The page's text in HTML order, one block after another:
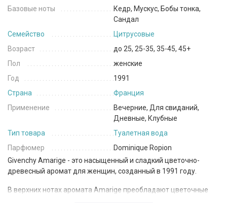
Базовые ноты
Кедр, Мускус, Бобы тонка,
Сандал
Семейство
Цитрусовые
Возраст
до 25, 25-35, 35-45, 45+
Пол
женские
Год
1991
Страна
Франция
Применение
Вечерние, Для свиданий,
Дневные, Клубные
Тип товара
Туалетная вода
Парфюмер
Dominique Ropion
Givenchy Amarige - это насыщенный и сладкий цветочно-
древесный аромат для женщин, созданный в 1991 году.
В верхних нотах аромата Amarige преобладают цветочные